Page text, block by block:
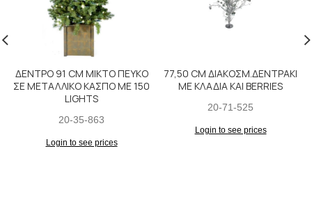
ΔΕΝΤΡΟ 91 CM ΜΙΚΤΟ ΠΕΥΚΟ
ΣΕ ΜΕΤΑΛΛΙΚΟ ΚΑΣΠΟ ΜΕ 150
LIGHTS
20-35-863
Login to see prices
77,50 CM ΔΙΑΚΟΣΜ.ΔΕΝΤΡΑΚΙ
ΜΕ ΚΛΑΔΙΑ ΚΑΙ BERRIES
20-71-525
Login to see prices